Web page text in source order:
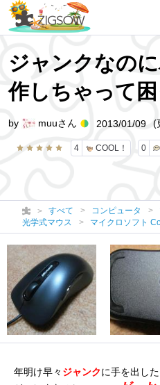
ジャンクなの
作しちゃって
4 COOL！ 0
by muuさん 2013/01/09 (
すべて コンピュータ
光学式マウス
マイクロソフト
年明け早々 ジャンクに手を出し